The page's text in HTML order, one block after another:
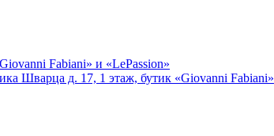
Fabiani» и «LePassion»
Шварца д. 17, 1 этаж, бутик «Giovanni Fabiani»